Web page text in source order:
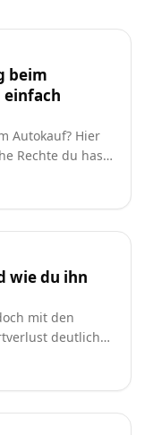
beim
einfach
Autokauf? Hier
Rechte du hast
wie du ihn
mit den
deutlich
besonders